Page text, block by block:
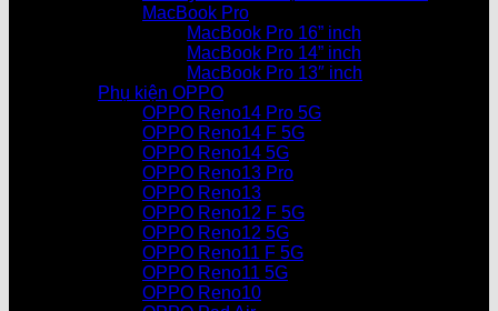
MacBook Pro
MacBook Pro 16” inch
MacBook Pro 14” inch
MacBook Pro 13″ inch
Phụ kiện OPPO
OPPO Reno14 Pro 5G
OPPO Reno14 F 5G
OPPO Reno14 5G
OPPO Reno13 Pro
OPPO Reno13
OPPO Reno12 F 5G
OPPO Reno12 5G
OPPO Reno11 F 5G
OPPO Reno11 5G
OPPO Reno10